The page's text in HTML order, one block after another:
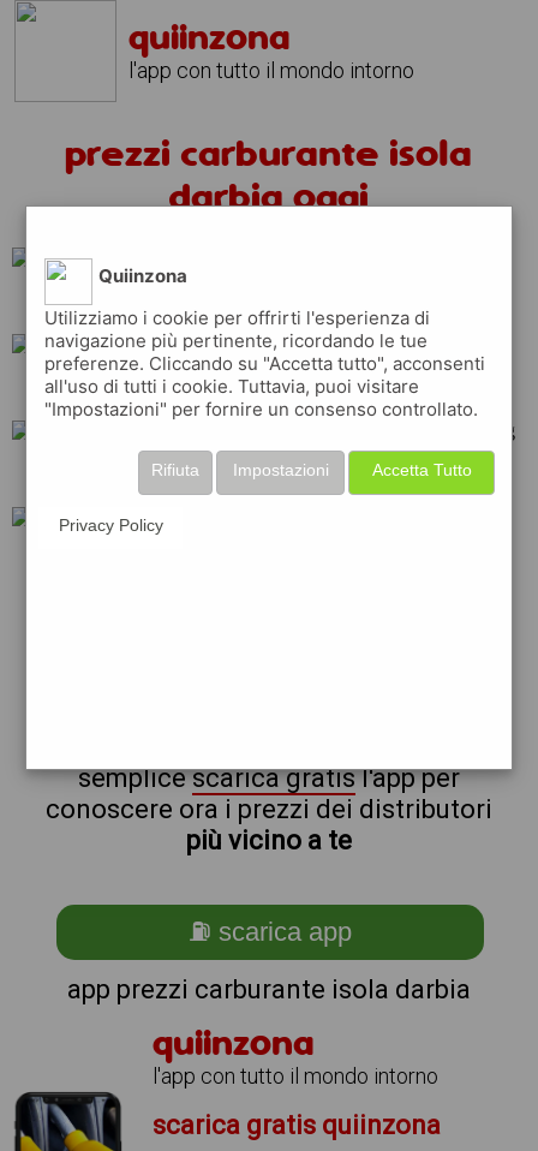
quiinzona
l'app con tutto il mondo intorno
prezzi carburante isola
darbia oggi
ip
shell total api
esso erg
semplicescarica gratisl'app per
conoscere ora i prezzi dei distributori
più vicino a te
⛽ scarica app
app prezzi carburante isola darbia
quiinzona
l'app con tutto il mondo intorno
scarica gratis quiinzona
Quiinzona
Utilizziamo i cookie per offrirti l'esperienza di
navigazione più pertinente, ricordando le tue
preferenze. Cliccando su "Accetta tutto", acconsenti
all'uso di tutti i cookie. Tuttavia, puoi visitare
"Impostazioni" per fornire un consenso controllato.
Accetta Tutto
Impostazioni
Rifiuta
Privacy Policy